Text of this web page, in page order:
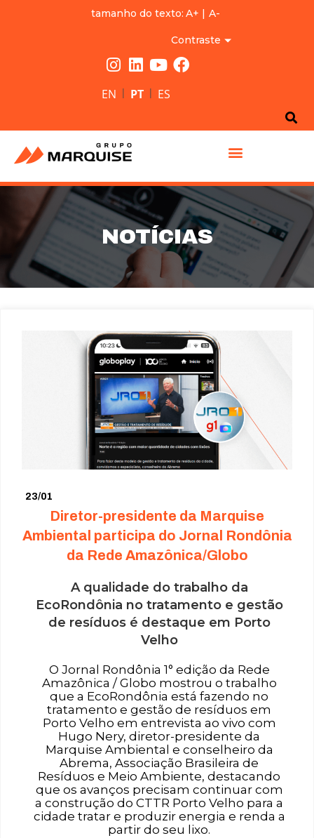
tamanho do texto: A+ | A-
Contraste
EN | PT | ES
NOTÍCIAS
23/01
Diretor-presidente da Marquise
Ambiental participa do Jornal Rondônia
da Rede Amazônica/Globo
A qualidade do trabalho da
EcoRondônia no tratamento e gestão
de resíduos é destaque em Porto
Velho
O Jornal Rondônia 1° edição da Rede
Amazônica / Globo mostrou o trabalho
que a EcoRondônia está fazendo no
tratamento e gestão de resíduos em
Porto Velho em entrevista ao vivo com
Hugo Nery, diretor-presidente da
Marquise Ambiental e conselheiro da
Abrema, Associação Brasileira de
Resíduos e Meio Ambiente, destacando
que os avanços precisam continuar com
a construção do CTTR Porto Velho para a
cidade tratar e produzir energia e renda a
partir do seu lixo.